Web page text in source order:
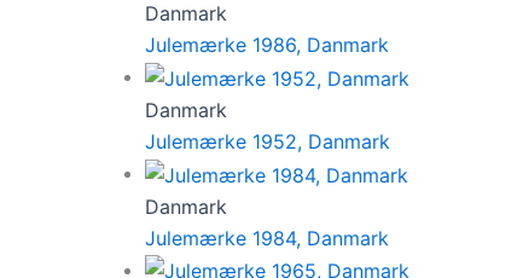
Danmark
Julemærke 1986, Danmark
Danmark
Julemærke 1952, Danmark
Danmark
Julemærke 1984, Danmark